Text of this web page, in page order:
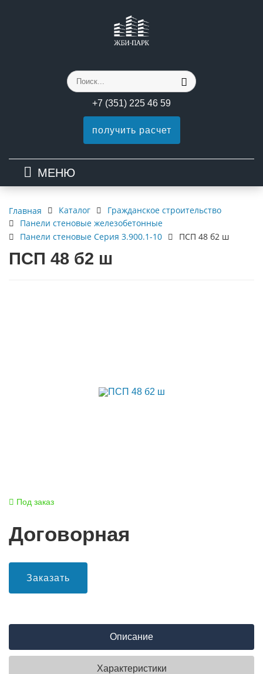
+7 (351) 225 46 59
получить расчет
МЕНЮ
Главная Каталог
Гражданское строительство
Панели стеновые железобетонные
Панели стеновые Серия 3.900.1-10
ПСП 48 б2 ш
ПСП 48 б2 ш
Под заказ
Договорная
Заказать
Описание
Характеристики